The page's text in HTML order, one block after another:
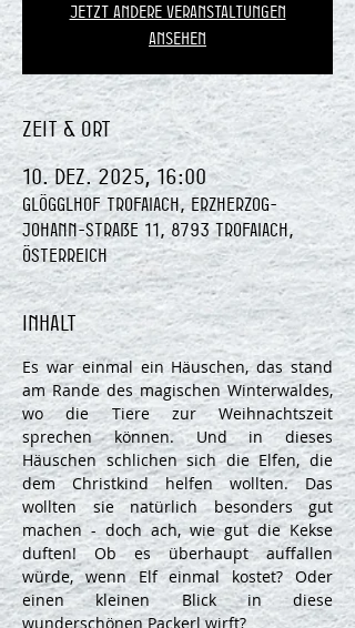
Jetzt andere Veranstaltungen
ansehen
Zeit & Ort
10. Dez. 2025, 16:00
Glögglhof Trofaiach, Erzherzog-
Johann-Straße 11, 8793 Trofaiach,
Österreich
Inhalt
Es war einmal ein Häuschen, das stand
am Rande des magischen Winterwaldes,
wo die Tiere zur Weihnachtszeit
sprechen können. Und in dieses
Häuschen schlichen sich die Elfen, die
dem Christkind helfen wollten. Das
wollten sie natürlich besonders gut
machen - doch ach, wie gut die Kekse
duften! Ob es überhaupt auffallen
würde, wenn Elf einmal kostet? Oder
einen kleinen Blick in diese
wunderschönen Packerl wirft?